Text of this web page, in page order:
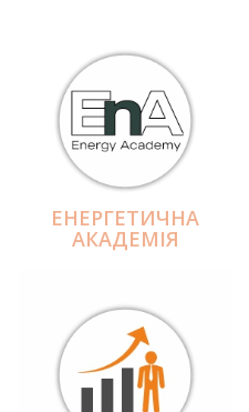
ЕНЕРГЕТИЧНА
АКАДЕМІЯ